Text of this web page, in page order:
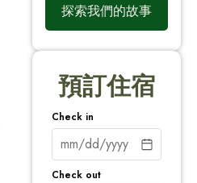
探索我們的故事
預訂住宿
Check in
Check out